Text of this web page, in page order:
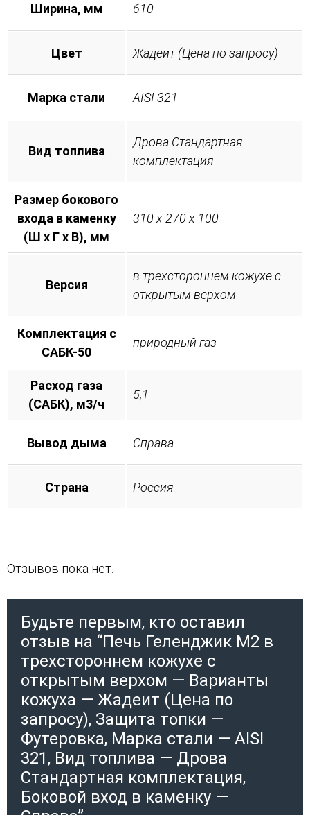
Ширина, мм 610
Цвет Жадеит (Цена по запросу)
Марка стали AISI 321
Вид топлива
Дрова Стандартная
комплектация
Размер бокового
входа в каменку
(Ш х Г х В), мм
310 х 270 х 100
Версия
в трехстороннем кожухе с
открытым верхом
Комплектация с
САБК-50
природный газ
Расход газа
(САБК), м3/ч
5,1
Вывод дыма Справа
Страна Россия
Отзывов пока нет.
Будьте первым, кто оставил
отзыв на “Печь Геленджик М2 в
трехстороннем кожухе с
открытым верхом — Варианты
кожуха — Жадеит (Цена по
запросу), Защита топки —
Футеровка, Марка стали — AISI
321, Вид топлива — Дрова
Стандартная комплектация,
Боковой вход в каменку —